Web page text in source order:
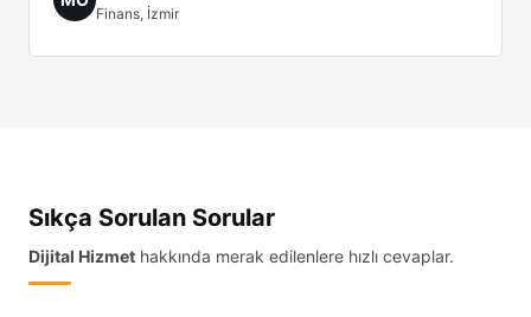
Finans, İzmir
Sıkça Sorulan Sorular
Dijital Hizmet hakkında merak edilenlere hızlı cevaplar.